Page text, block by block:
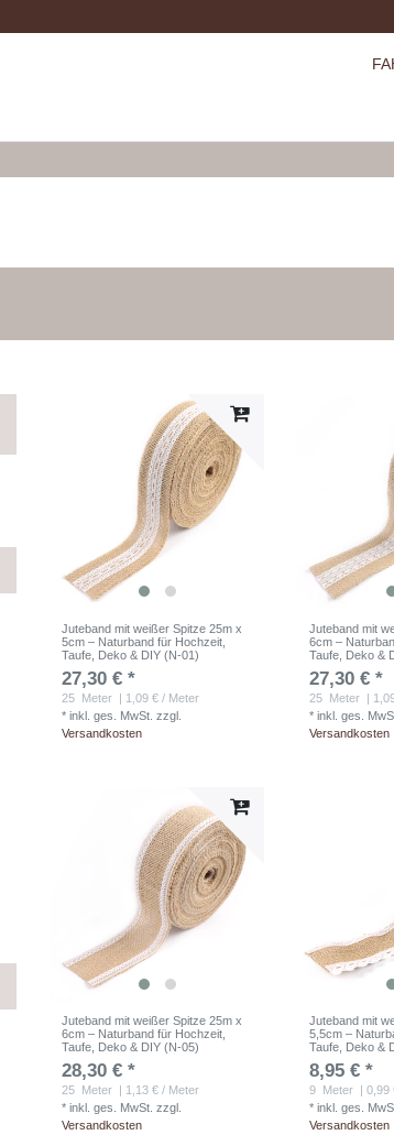
Juteband mit weißer Spitze 25m x
5cm – Naturband für Hochzeit,
Taufe, Deko & DIY (N-01)
27,30 € *
25 Meter | 1,09 € / Meter
*inkl. ges. MwSt. zzgl.
Versandkosten
Juteband mit
6cm –
Taufe, Deko &
27,30 € *
25 Meter |
*inkl. ges.
Versandkosten
Juteband mit weißer Spitze 25m x
6cm – Naturband für Hochzeit,
Taufe, Deko & DIY (N-05)
28,30 € *
25 Meter | 1,13 € / Meter
*inkl. ges. MwSt. zzgl.
Versandkosten
Juteband mit
5,5cm –
Taufe, Deko &
8,95 € *
9 Meter | 0,99
*inkl. ges.
Versandkosten